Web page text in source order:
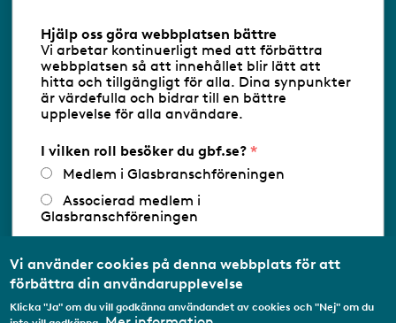
Följ oss via RSS
Databasens namn:www.gbf.se-
Glasbranschföreningen AB - Ansvarig
utgivare: Sofia Wahlgren
Hjälp oss göra webbplatsen bättre
Vi arbetar kontinuerligt med att förbättra
webbplatsen så att innehållet blir lätt att
hitta och tillgängligt för alla. Dina synpunkter
är värdefulla och bidrar till en bättre
upplevelse för alla användare.
I vilken roll besöker du gbf.se?
Medlem i Glasbranschföreningen
Associerad medlem i
Glasbranschföreningen
medlemsorganisation/Svenskt Näringsliv
Utbildningsaktör
Student
Vi använder cookies på denna webbplats för att
förbättra din användarupplevelse
Klicka "Ja" om du vill godkänna användandet av cookies och "Nej" om du